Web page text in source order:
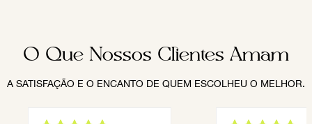
O Que Nossos Clientes Amam
A SATISFAÇÃO E O ENCANTO DE QUEM ESCOLHEU O MELHOR.